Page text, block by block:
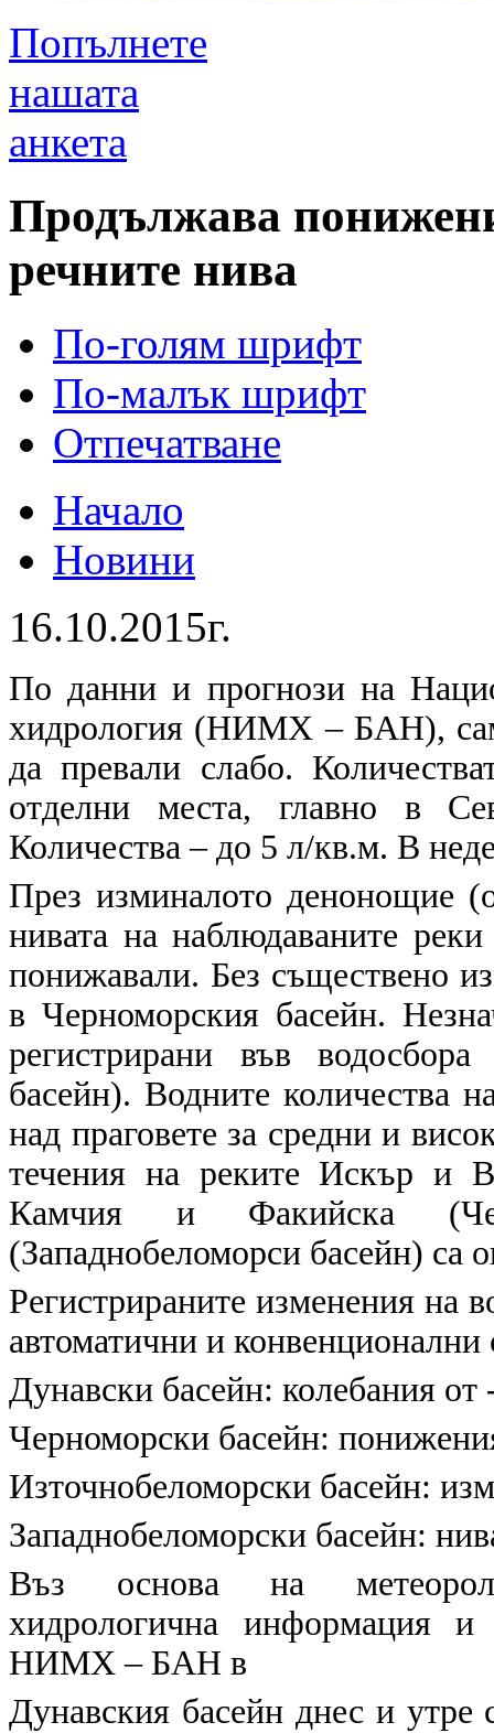
Попълнете
нашата
анкета
Продължава
речните нива
По-голям шрифт
По-малък шрифт
Отпечатване
Начало
Новини
16.10.2015г.
По данни и прогнози на
хидрология (НИМХ – БАН),
да превали слабо.
отделни места, главно в
Количества – до 5 л/кв.м. В
През изминалото денонощие
нивата на наблюдаваните
понижавали. Без съществено
в Черноморския басейн.
регистрирани във
басейн). Водните количества
над праговете за средни и
течения на реките Искър и
Камчия и Факийска
(Западнобеломорси басейн) са
Регистрираните изменения на
автоматични и
Дунавски басейн: колебания
Черноморски басейн:
Източнобеломорски басейн:
Западнобеломорски басейн:
Въз основа на
хидрологична информация и
НИМХ – БАН в
Дунавския басейнднес и утре